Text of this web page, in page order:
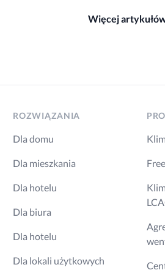
Więcej
ROZWIĄZANIA
Dla domu
Dla mieszkania
Dla hotelu
Dla biura
Dla hotelu
Dla lokali użytkowych